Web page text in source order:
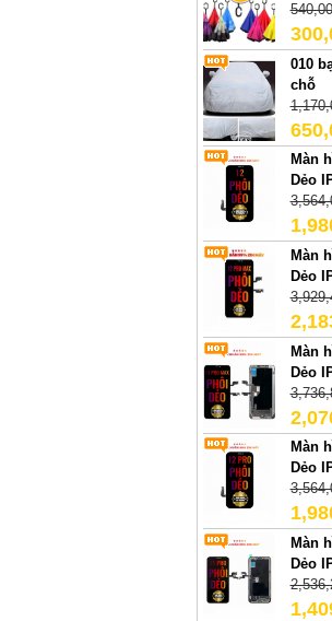
010
chỗ
Màn
Dẻo
Màn
Dẻo
Màn
Dẻo
Màn
Dẻo
Màn
Dẻo